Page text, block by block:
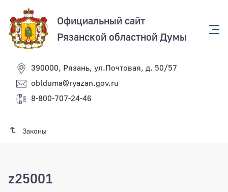
Официальный сайт
Рязанской областной Думы
390000, Рязань, ул.Почтовая, д. 50/57
oblduma@ryazan.gov.ru
8-800-707-24-46
Законы
z25001